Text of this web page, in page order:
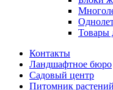
Товары
Контакты
Ландшафтное бюро
Садовый центр
Питомник растений